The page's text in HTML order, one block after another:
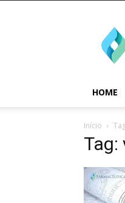
HOME
Início
Tag: